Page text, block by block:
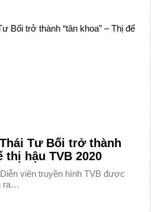
Tư Bối trở thành
thị hậu TVB 2020
viên truyền hình TVB được
ra…